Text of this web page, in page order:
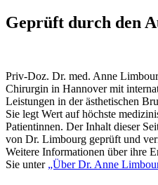
Geprüft durch den
Priv-Doz. Dr. med. Anne
Chirurgin in Hannover mit
Leistungen in der ästhetischen
Sie legt Wert auf höchste
Patientinnen. Der Inhalt dieser
von Dr. Limbourg geprüft und
Weitere Informationen über ihre
Sie unter „Über Dr. Anne